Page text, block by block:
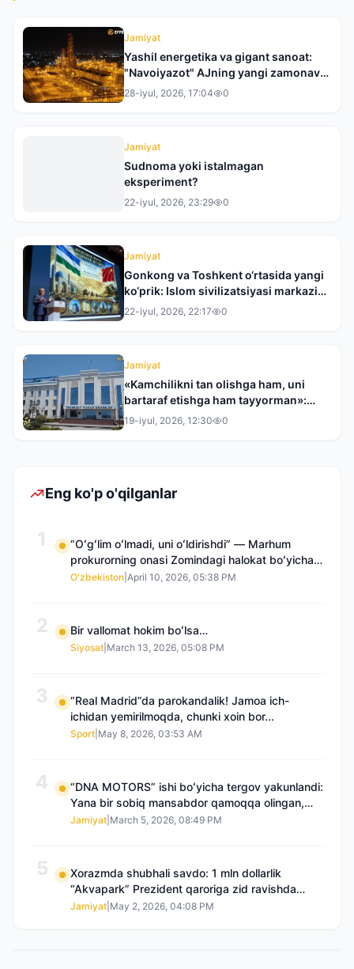
Jamiyat
Yashil energetika va gigant sanoat:
"Navoiyazot" AJning yangi zamonaviy
qiyofasiga bir nazar
28-iyul, 2026, 17:04 0
Jamiyat
Sudnoma yoki istalmagan
eksperiment?
22-iyul, 2026, 23:29 0
Jamiyat
Gonkong va Toshkent o‘rtasida yangi
ko‘prik: Islom sivilizatsiyasi markazi
XXRda taqdim etildi
22-iyul, 2026, 22:17 0
Jamiyat
«Kamchilikni tan olishga ham, uni
bartaraf etishga ham tayyorman»:
Toshkent tumani hokimi bilan bir
19-iyul, 2026, 12:30 0
Eng ko'p o'qilganlar
1
“Oʻgʻlim oʻlmadi, uni oʻldirishdi” — Marhum
prokurorning onasi Zomindagi halokat boʻyicha
qayta tergov talab qilmoqda
O'zbekiston April 10, 2026, 05:38 PM
2 Bir vallomat hokim boʻlsa…
Siyosat March 13, 2026, 05:08 PM
3
“Real Madrid”da parokandalik! Jamoa ich-
ichidan yemirilmoqda, chunki xoin bor...
Sport May 8, 2026, 03:53 AM
4
“DNA MOTORS” ishi boʻyicha tergov yakunlandi:
Yana bir sobiq mansabdor qamoqqa olingan,
Saidnazirxanovaning “zami” gʻoyib boʻlgan
Jamiyat March 5, 2026, 08:49 PM
5
Xorazmda shubhali savdo: 1 mln dollarlik
“Akvapark” Prezident qaroriga zid ravishda
sotilgani maʼlum boʻldi
Jamiyat May 2, 2026, 04:08 PM